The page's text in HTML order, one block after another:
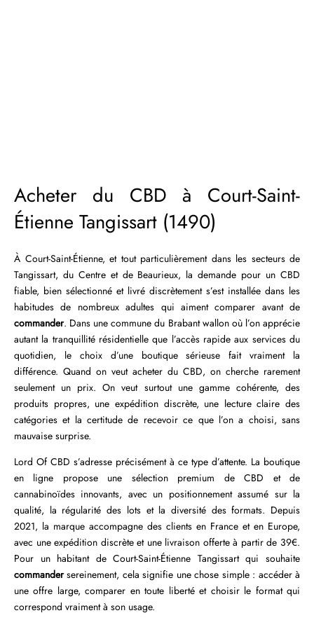
Acheter du CBD à Court-Saint-
Étienne Tangissart (1490)
À Court-Saint-Étienne, et tout particulièrement dans les secteurs de
Tangissart, du Centre et de Beaurieux, la demande pour un CBD
fiable, bien sélectionné et livré discrètement s’est installée dans les
habitudes de nombreux adultes qui aiment comparer avant de
commander. Dans une commune du Brabant wallon où l’on apprécie
autant la tranquillité résidentielle que l’accès rapide aux services du
quotidien, le choix d’une boutique sérieuse fait vraiment la
différence. Quand on veut acheter du CBD, on cherche rarement
seulement un prix. On veut surtout une gamme cohérente, des
produits propres, une expédition discrète, une lecture claire des
catégories et la certitude de recevoir ce que l’on a choisi, sans
mauvaise surprise.
Lord Of CBD s’adresse précisément à ce type d’attente. La boutique
en ligne propose une sélection premium de CBD et de
cannabinoïdes innovants, avec un positionnement assumé sur la
qualité, la régularité des lots et la diversité des formats. Depuis
2021, la marque accompagne des clients en France et en Europe,
avec une expédition discrète et une livraison offerte à partir de 39€.
Pour un habitant de Court-Saint-Étienne Tangissart qui souhaite
commandersereinement, cela signifie une chose simple : accéder à
une offre large, comparer en toute liberté et choisir le format qui
correspond vraiment à son usage.